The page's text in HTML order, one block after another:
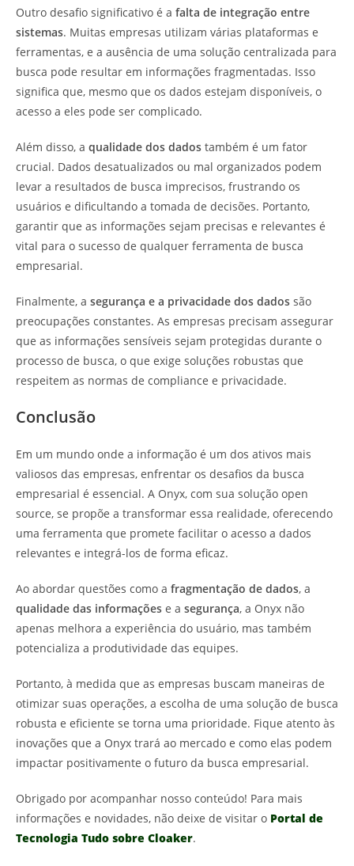
Outro desafio significativo é a falta de integração entre
sistemas. Muitas empresas utilizam várias plataformas e
ferramentas, e a ausência de uma solução centralizada para
busca pode resultar em informações fragmentadas. Isso
significa que, mesmo que os dados estejam disponíveis, o
acesso a eles pode ser complicado.
Além disso, a qualidade dos dados também é um fator
crucial. Dados desatualizados ou mal organizados podem
levar a resultados de busca imprecisos, frustrando os
usuários e dificultando a tomada de decisões. Portanto,
garantir que as informações sejam precisas e relevantes é
vital para o sucesso de qualquer ferramenta de busca
empresarial.
Finalmente, a segurança e a privacidade dos dados são
preocupações constantes. As empresas precisam assegurar
que as informações sensíveis sejam protegidas durante o
processo de busca, o que exige soluções robustas que
respeitem as normas de compliance e privacidade.
Conclusão
Em um mundo onde a informação é um dos ativos mais
valiosos das empresas, enfrentar os desafios da busca
empresarial é essencial. A Onyx, com sua solução open
source, se propõe a transformar essa realidade, oferecendo
uma ferramenta que promete facilitar o acesso a dados
relevantes e integrá-los de forma eficaz.
Ao abordar questões como a fragmentação de dados, a
qualidade das informações e a segurança, a Onyx não
apenas melhora a experiência do usuário, mas também
potencializa a produtividade das equipes.
Portanto, à medida que as empresas buscam maneiras de
otimizar suas operações, a escolha de uma solução de busca
robusta e eficiente se torna uma prioridade. Fique atento às
inovações que a Onyx trará ao mercado e como elas podem
impactar positivamente o futuro da busca empresarial.
Obrigado por acompanhar nosso conteúdo! Para mais
informações e novidades, não deixe de visitar o Portal de
Tecnologia Tudo sobre Cloaker.